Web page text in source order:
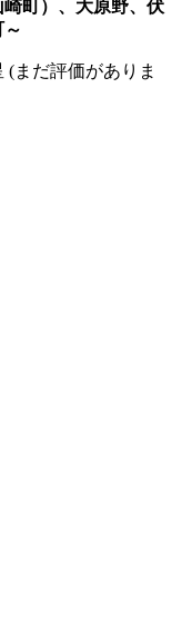
町）、大原野、伏
(まだ評価がありま